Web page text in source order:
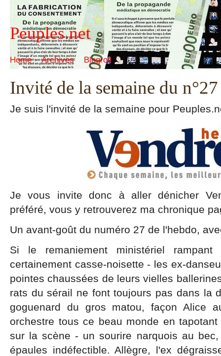
Peuples.net
Home Archives Blogroll
Invité de la semaine du
Je suis l'invité de la semaine pour
Je vous invite donc à aller dénicher
préféré, vous y retrouverez ma chronique
Un avant-goût du numéro 27 de l'hebdo,
Si le remaniement ministériel
certainement casse-noisette - les ex-
pointes chaussées de leurs vielles
rats du sérail ne font toujours pas dans la
goguenard du gros matou, façon Alice
orchestre tous ce beau monde en
sur la scène - un sourire narquois au
épaules indéfectible. Allègre, l'ex